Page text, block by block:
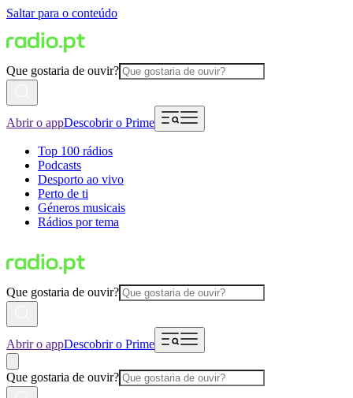
Saltar para o conteúdo
Que gostaria de ouvir?
Abrir o appDescobrir o Prime
Top 100 rádios
Podcasts
Desporto ao vivo
Perto de ti
Géneros musicais
Rádios por tema
Que gostaria de ouvir?
Abrir o appDescobrir o Prime
Que gostaria de ouvir?